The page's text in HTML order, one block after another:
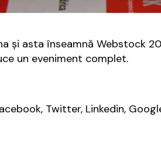
și asta înseamnă Webstock
un eveniment complet.
Twitter, Linkedin,